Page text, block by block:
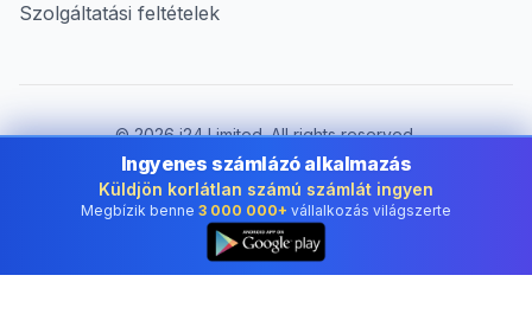
Szolgáltatási feltételek
©2026i24 Limited. All rights reserved.
Vállalkozások számára Hungary területén
Ország módosítása:
Hungary
Ingyenes számlázó alkalmazás
Küldjön korlátlan számú számlát ingyen
Megbízik benne 3 000 000+ vállalkozás világszerte